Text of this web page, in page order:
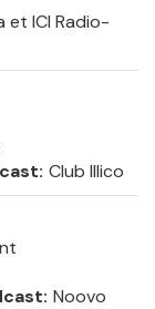
et ICI Radio-
Club Illico
Noovo